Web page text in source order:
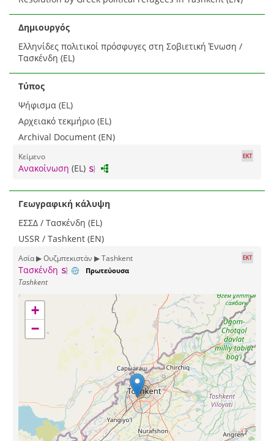
Δημιουργός
Ελληνίδες πολιτικοί πρόσφυγες στη Σοβιετική Ένωση /
Τασκένδη (EL)
Τύπος
Ψήφισμα (EL)
Αρχειακό τεκμήριο (EL)
Archival Document (EN)
Κείμενο
Ανακοίνωση (EL)
Γεωγραφική κάλυψη
ΕΣΣΔ / Τασκένδη (EL)
USSR / Tashkent (EN)
Ασία ▶ Ουζμπεκιστάν ▶ Tashkent
Τασκένδη Πρωτεύουσα
Tashkent
+
−